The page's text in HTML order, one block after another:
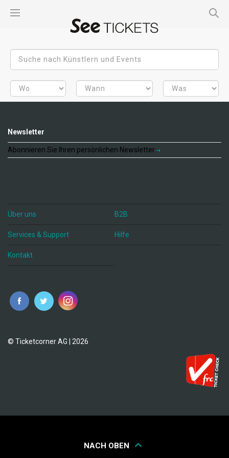
Newsletter
Abonnieren Sie Ihren persönlichen Newsletter
Über uns B2B
Services & Support Hilfe
Kontakt
© Ticketcorner AG | 2026
NACH OBEN